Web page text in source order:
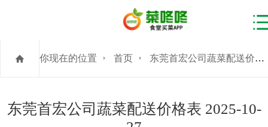
你现在的位置 首页 东莞首宏公司蔬菜配送价格表 2025-10-27
东莞首宏公司蔬菜配送价格表 2025-10-